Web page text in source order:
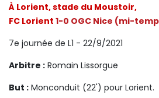
À Lorient, stade du Moustoir,
FC Lorient 1-0 OGC Nice (mi-
7e journée de L1 - 22/9/2021
Arbitre : Romain Lissorgue
But : Monconduit (22') pour Lorient.